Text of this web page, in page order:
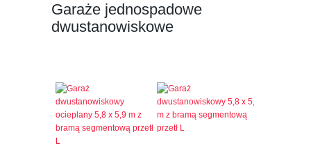
Garaże jednospadowe
dwustanowiskowe